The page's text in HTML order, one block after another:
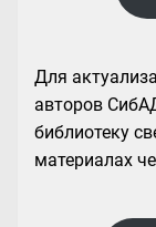
Для
авторов
библиотеку
материалах